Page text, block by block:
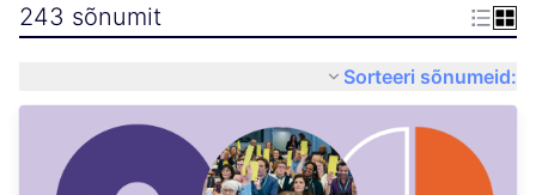
243 sõnumit
Sorteeri sõnumeid: